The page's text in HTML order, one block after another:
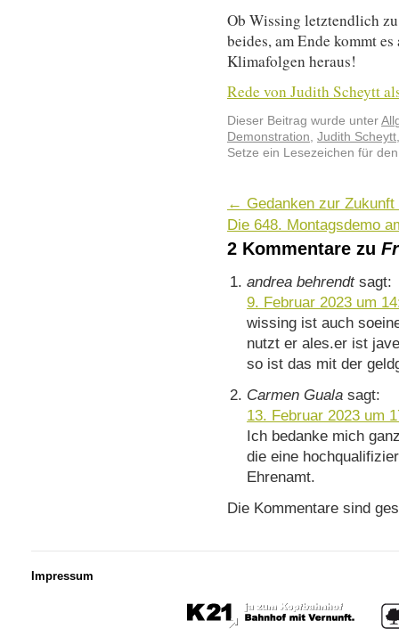
Ob Wissing letztendlich
beides, am Ende kommt
Klimafolgen heraus!
Rede von Judith Scheytt
Dieser Beitrag wurde unter
Demonstration, Judith Scheytt
Setze ein Lesezeichen für
← Gedanken zur
Die 648. Montagsdemo
2 Kommentare zu
andrea behrendt sagt:
9. Februar 2023 um
wissing ist auch
nutzt er ales.er ist
so ist das mit der
Carmen Guala sagt:
13. Februar 2023 um
Ich bedanke mich
die eine
Ehrenamt.
Die Kommentare sind
Impressum